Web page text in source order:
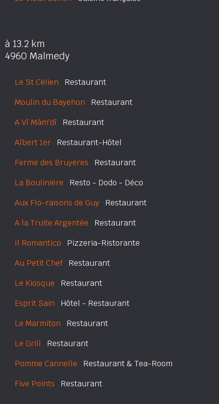
à 13.2 km
4960 Malmedy
Le St Célien Restaurant
Moulin du Bayehon Restaurant
A Vî Mâm'dî Restaurant
Albert 1er Restaurant-Hôtel
Ferme des Bruyères Restaurant
La Boulinière Resto - Dodo - Déco
Aux Flo-raisons de Guy Restaurant
A la Truite Argentée Restaurant
Il Romantico Pizzeria-Ristorante
Au Petit ChefRestaurant
Le Kiosque Restaurant
Esprit Sain Hôtel - Restaurant
Le Marmiton Restaurant
Le Grill Restaurant
Pomme Cannelle Restaurant & Tea-Room
Five Points Restaurant